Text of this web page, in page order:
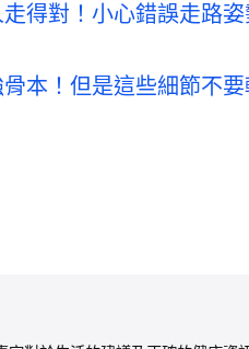
得對！小心錯誤走路姿
本！但是這些細節不要